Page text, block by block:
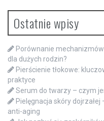
Ostatnie wpisy
Porównanie
dla dużych rodzin?
Pierścienie tłokowe:
praktyce
Serum do twarzy – czym
Pielęgnacja skóry
anti-aging